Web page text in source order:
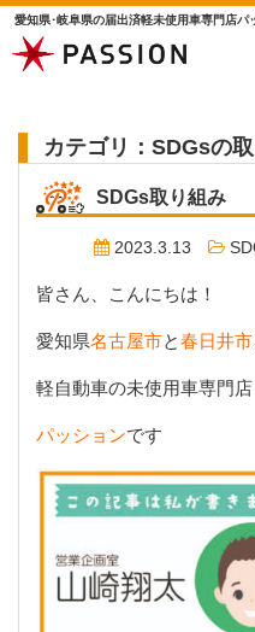
愛知県･岐阜県の届出済軽未使用車専門店パ
カテゴリ：SDGsの
SDGs取り組み
2023.3.13
皆さん、こんにちは！
愛知県名古屋市と春日井市
軽自動車の未使用車専門店
パッションです